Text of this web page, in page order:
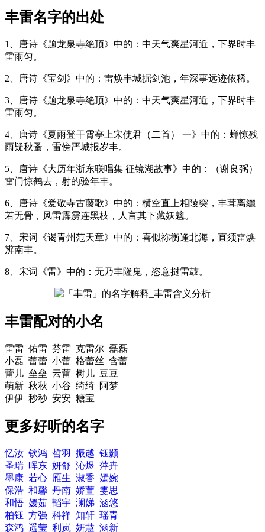
丰雷名字的出处
1、唐诗《题龙泉寺绝顶》中的：中天气爽星河近，下界时丰
雷雨匀。
2、唐诗《宝剑》中的： 雷焕丰城掘剑池，年深事远迹依稀。
3、唐诗《题龙泉寺绝顶》中的：中天气爽星河近，下界时丰
雷雨匀。
4、唐诗《夏雨登干霄亭上宋使君（二首） 一》中的：蝉惊残
雨疑秋蚤， 雷傍严城报岁丰。
5、唐诗《大历年浙东联唱集 征镜湖故事》中的：（谢良弼）
雷门惊鹤去，射的验年丰。
6、唐诗《爱敬寺古藤歌》中的：横空直上相陵突， 丰茸离纚
若无骨，风雷霹雳连黑枝，人言其下藏妖魑。
7、宋词《谒青州范天章》中的：喜似祢衡逢北海，直须雷焕
辨南丰。
8、宋词《雷》中的：无乃丰隆鬼，恣意挝雷鼓。
丰雷配对的小名
雷雷 佑雷 芬雷 克雷尔 磊磊
小磊 蕾蕾 小蕾 格蕾丝 含蕾
蕾儿 垒垒 云蕾 树儿 豆豆
萌新 秋秋 小谷 绮绮 阿梦
伊伊 秒秒 安安 糖宝
更多好听的名字
忆汝 钦鸿 哲羽 振越 钰颢
圣瑞 晖东 妍舒 沁煜 萍卉
墨康 若心 雁生 淑香 嫣婉
保浩 和馨 丹南 娇萱 雯思
和悟 嫒茹 韬宇 澜娣 涵悠
柏钰 方强 科祥 知轩 瑶青
森鸿 遥莹 利岚 妍慧 涵新